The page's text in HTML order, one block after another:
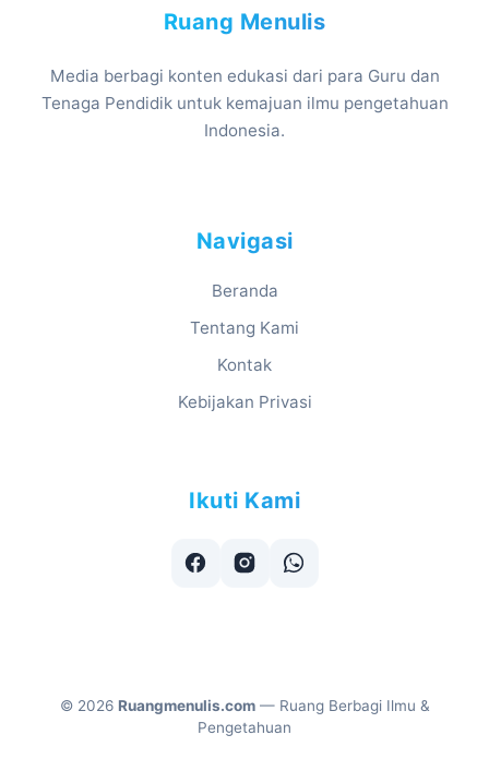
Ruang Menulis
Media berbagi konten edukasi dari para Guru dan
Tenaga Pendidik untuk kemajuan ilmu pengetahuan
Indonesia.
Navigasi
Beranda
Tentang Kami
Kontak
Kebijakan Privasi
Ikuti Kami
© 2026 Ruangmenulis.com— Ruang Berbagi Ilmu &
Pengetahuan